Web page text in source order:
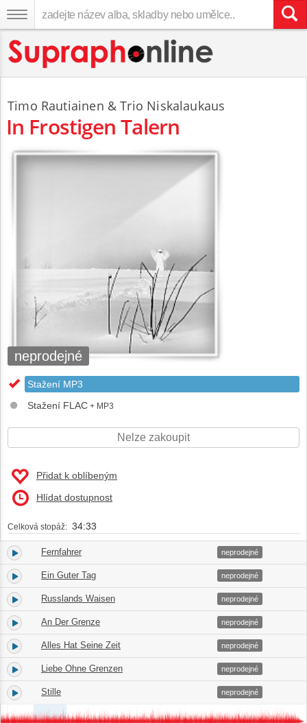
Timo Rautiainen & Trio Niskalaukaus
In Frostigen Talern
neprodejné
Stažení MP3
Stažení FLAC + MP3
Nelze zakoupit
Přidat k oblíbeným
Hlídat dostupnost
Celková stopáž: 34:33
1. Fernfahrer 03:38
neprodejné
2. Ein Guter Tag 03:42
neprodejné
3. Russlands Waisen 04:26
neprodejné
4. An Der Grenze 04:21
neprodejné
5. Alles Hat Seine Zeit 05:09
neprodejné
6. Liebe Ohne Grenzen 03:44
neprodejné
7. Stille 04:37
neprodejné